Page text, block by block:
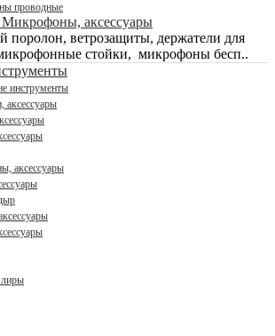
проводные
Микрофоны, аксессуары
поролон, ветрозащиты, держатели для
стойки, микрофоны бесп..
инструменты
аксессуары
аксессуары